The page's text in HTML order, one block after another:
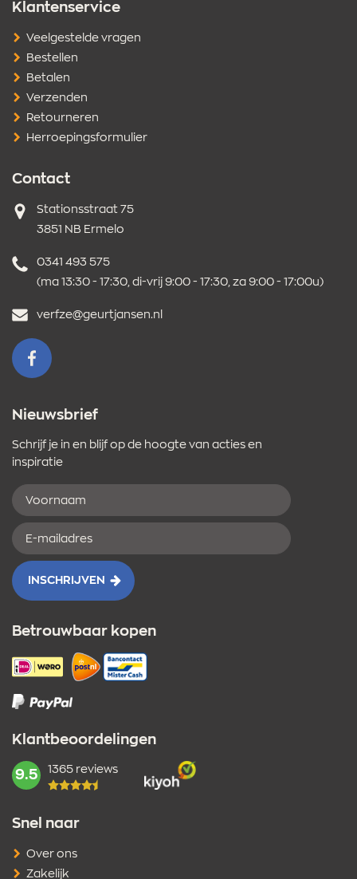
Klantenservice
Veelgestelde vragen
Bestellen
Betalen
Verzenden
Retourneren
Herroepingsformulier
Contact
Adres
Stationsstraat 75
3851 NB Ermelo
Telefoonnummer
0341 493 575
(ma 13:30 - 17:30, di-vrij 9:00 - 17:30, za 9:00 - 17:00u)
E-
verfze@geurtjansen.nl
VOLG ONS OP FACEBOOK
Nieuwsbrief
Schrijf je in en blijf op de hoogte van acties en
inspiratie
Voornaam
E-
mailadres
INSCHRIJVEN
Betrouwbaar kopen
Klantbeoordelingen
mark:
9.5 1365 reviews
Snel naar
Over ons
Zakelijk